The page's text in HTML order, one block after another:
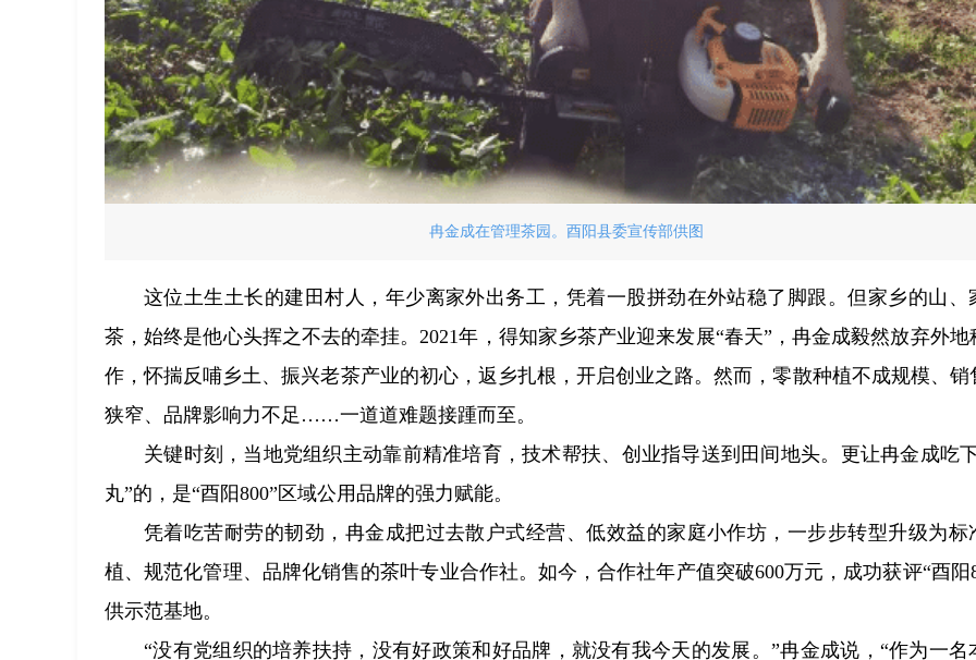
冉金成在管理茶园。酉阳县委宣传部供图
这位土生土长的建田村人，年少离家外出务工，凭着一股拼劲在外站稳了脚跟。但家乡的山、
茶，始终是他心头挥之不去的牵挂。2021年，得知家乡茶产业迎来发展“春天”，冉金成毅然放弃外地
作，怀揣反哺乡土、振兴老茶产业的初心，返乡扎根，开启创业之路。然而，零散种植不成规模、销
狭窄、品牌影响力不足……一道道难题接踵而至。
关键时刻，当地党组织主动靠前精准培育，技术帮扶、创业指导送到田间地头。更让冉金成吃
丸”的，是“酉阳800”区域公用品牌的强力赋能。
凭着吃苦耐劳的韧劲，冉金成把过去散户式经营、低效益的家庭小作坊，一步步转型升级为标
植、规范化管理、品牌化销售的茶叶专业合作社。如今，合作社年产值突破600万元，成功获评“酉阳
供示范基地。
“没有党组织的培养扶持，没有好政策和好品牌，就没有我今天的发展。”冉金成说，“作为一名